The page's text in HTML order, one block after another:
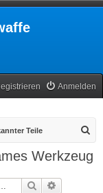
Anmelden
Teile
c
Werkzeug
Suche